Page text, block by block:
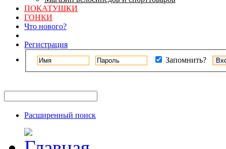
ПОКАТУШКИ
ГОНКИ
Что нового?
Регистрация
Запомнить?
Расширенный поиск